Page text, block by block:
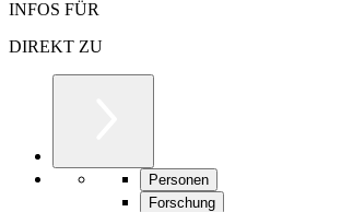
INFOS FÜR
DIREKT ZU
Personen
Forschung